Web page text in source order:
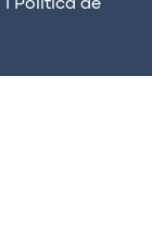
Política de